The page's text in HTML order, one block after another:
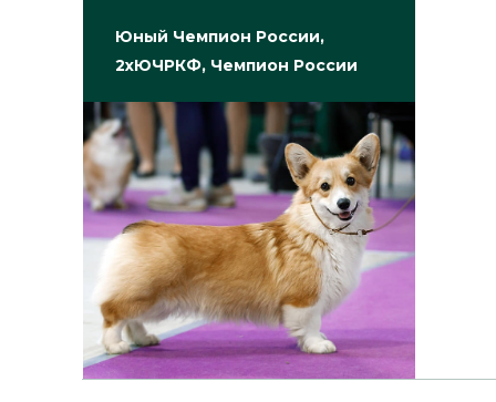
Юный Чемпион России,
2хЮЧРКФ, Чемпион России